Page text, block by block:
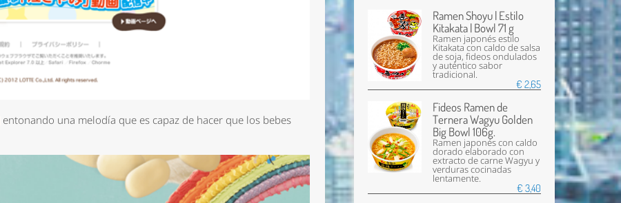
entonando una melodía que es capaz de hacer que los bebes
Ramen Shoyu | Estilo
Kitakata | Bowl 71 g
Ramen japonés estilo
Kitakata con caldo de salsa
de soja, fideos ondulados
y auténtico sabor
tradicional.
€ 2,65
Fideos Ramen de
Ternera Wagyu Golden
Big Bowl 106g.
Ramen japonés con caldo
dorado elaborado con
extracto de carne Wagyu y
verduras cocinadas
lentamente.
€ 3,40